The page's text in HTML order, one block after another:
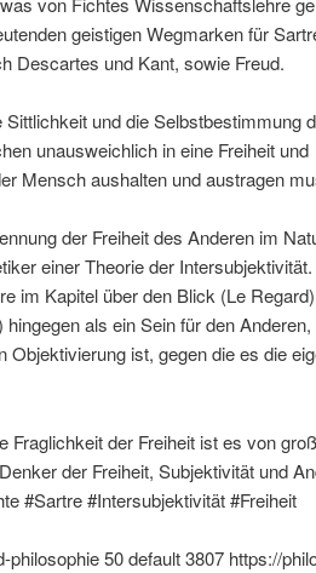
geistigen Wegmarken für
Descartes und Kant, sowie Freud.
und die Selbstbestimmung
unausweichlich in eine Freiheit und
Mensch aushalten und austragen
der Freiheit des Anderen im
einer Theorie der
im Kapitel über den Blick (Le
als ein Sein für den
ist, gegen die es die
Fraglichkeit der Freiheit ist es von
der Freiheit, Subjektivität und
#Sartre #Intersubjektivität #Freiheit
philosophie50default3807 https://